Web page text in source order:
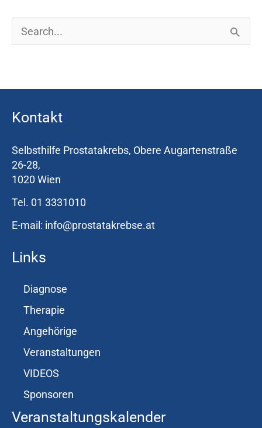
e
n
a
c
h
Kontakt
Selbsthilfe Prostatakrebs, Obere Augartenstraße
26-28,
1020 Wien
Tel. 01 3331010
E-mail: info@prostatakrebse.at
Links
Diagnose
Therapie
Angehörige
Veranstaltungen
VIDEOS
Sponsoren
Veranstaltungskalender